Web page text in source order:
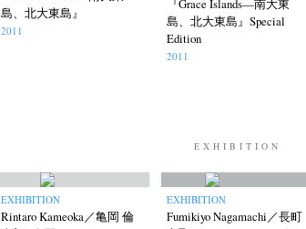
島、北大東島』
2011
『Grace Islands—南大東
島、北大東島』Special
Edition
2011
EXHIBITION
EXHIBITION
Rintaro Kameoka／亀岡 倫
EXHIBITION
Fumikiyo Nagamachi／長町